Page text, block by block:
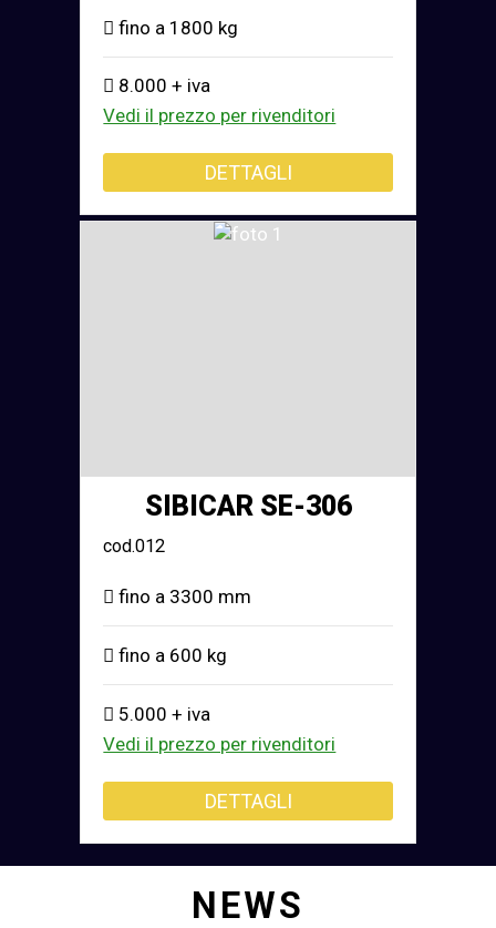
fino a 1800 kg
8.000 + iva
Vedi il prezzo per rivenditori
DETTAGLI
SIBICAR SE-306
cod.012
fino a 3300 mm
fino a 600 kg
5.000 + iva
Vedi il prezzo per rivenditori
DETTAGLI
NEWS